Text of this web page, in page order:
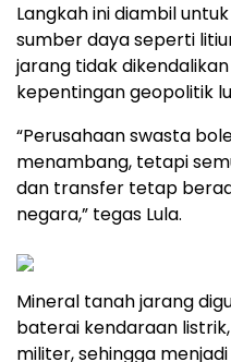
Langkah ini diambil
sumber daya seperti
jarang tidak
kepentingan geopolitik
“Perusahaan swasta
menambang, tetapi
dan transfer tetap
negara,” tegas Lula.
Mineral tanah jarang
baterai kendaraan
militer, sehingga